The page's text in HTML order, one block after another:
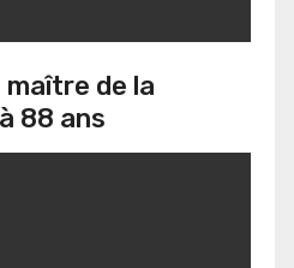
de la
88 ans